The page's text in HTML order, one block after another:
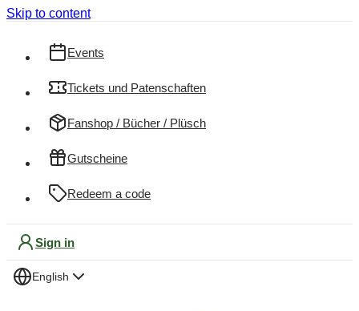
Skip to content
Events
Tickets und Patenschaften
Fanshop / Bücher / Plüsch
Gutscheine
Redeem a code
Sign in
English